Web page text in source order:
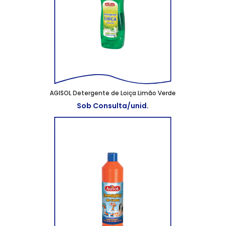
AGISOL Detergente de Loiça Limão Verde
Sob Consulta/unid.